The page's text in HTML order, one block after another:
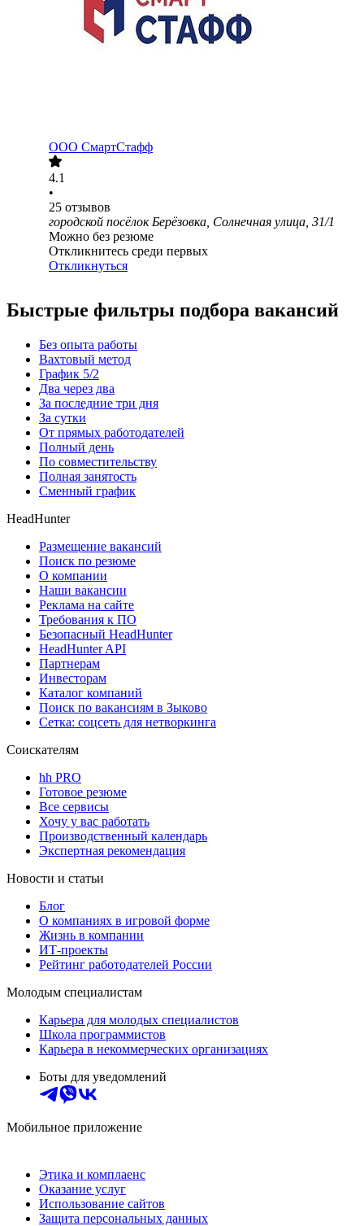
ООО СмартСтафф
4.1
•
25 отзывов
городской посёлок Берёзовка, Солнечная улица, 31/1
Можно без резюме
Откликнитесь среди первых
Откликнуться
Быстрые фильтры подбора вакансий
Без опыта работы
Вахтовый метод
График 5/2
Два через два
За последние три дня
За сутки
От прямых работодателей
Полный день
По совместительству
Полная занятость
Сменный график
HeadHunter
Размещение вакансий
Поиск по резюме
О компании
Наши вакансии
Реклама на сайте
Требования к ПО
Безопасный HeadHunter
HeadHunter API
Партнерам
Инвесторам
Каталог компаний
Поиск по вакансиям в Зыково
Сетка: соцсеть для нетворкинга
Соискателям
hh PRO
Готовое резюме
Все сервисы
Хочу у вас работать
Производственный календарь
Экспертная рекомендация
Новости и статьи
Блог
О компаниях в игровой форме
Жизнь в компании
ИТ-проекты
Рейтинг работодателей России
Молодым специалистам
Карьера для молодых специалистов
Школа программистов
Карьера в некоммерческих организациях
Боты для уведомлений
Мобильное приложение
Этика и комплаенс
Оказание услуг
Использование сайтов
Защита персональных данных